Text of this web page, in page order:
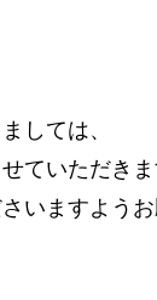
しては、
ていただきま
いますようお